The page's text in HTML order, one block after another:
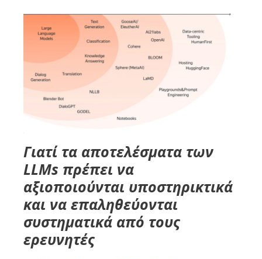
Γιατί τα αποτελέσματα των
LLMs πρέπει να
αξιοποιούνται υποστηρικτικά
και να επαληθεύονται
συστηματικά από τους
ερευνητές